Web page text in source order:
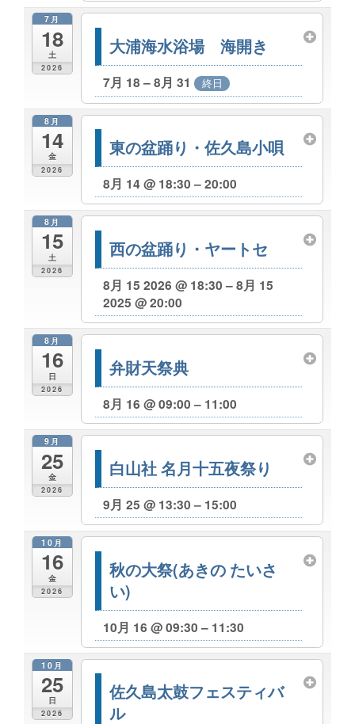
7月
18
土
2026
大浦海水浴場 海開き
7月 18 – 8月 31 終日
8月
14
金
2026
東の盆踊り・佐久島小唄
8月 14 @ 18:30 – 20:00
8月
15
土
2026
西の盆踊り・ヤートセ
8月 15 2026 @ 18:30 – 8月 15
2025 @ 20:00
8月
16
日
2026
弁財天祭典
8月 16 @ 09:00 – 11:00
9月
25
金
2026
白山社 名月十五夜祭り
9月 25 @ 13:30 – 15:00
10月
16
金
2026
秋の大祭(あきの たいさ
い)
10月 16 @ 09:30 – 11:30
10月
25
日
2026
佐久島太鼓フェスティバ
ル